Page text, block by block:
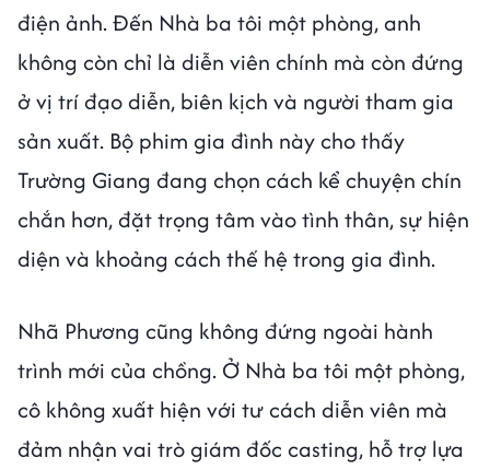
điện ảnh. Đến Nhà ba tôi một phòng, anh
không còn chỉ là diễn viên chính mà còn đứng
ở vị trí đạo diễn, biên kịch và người tham gia
sản xuất. Bộ phim gia đình này cho thấy
Trường Giang đang chọn cách kể chuyện chín
chắn hơn, đặt trọng tâm vào tình thân, sự hiện
diện và khoảng cách thế hệ trong gia đình.
Nhã Phương cũng không đứng ngoài hành
trình mới của chồng. Ở Nhà ba tôi một phòng,
cô không xuất hiện với tư cách diễn viên mà
đảm nhận vai trò giám đốc casting, hỗ trợ lựa